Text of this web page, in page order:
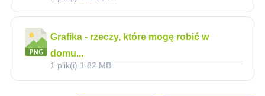
Grafika - rzeczy, które mogę robić w
domu...
1 plik(i) 1.82 MB